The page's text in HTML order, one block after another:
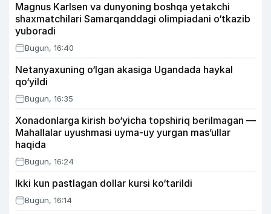
Magnus Karlsen va dunyoning boshqa yetakchi
shaxmatchilari Samarqanddagi olimpiadani o‘tkazib
yuboradi
Bugun, 16:40
Netanyaxuning o‘lgan akasiga Ugandada haykal
qo‘yildi
Bugun, 16:35
Xonadonlarga kirish bo‘yicha topshiriq berilmagan —
Mahallalar uyushmasi uyma-uy yurgan mas’ullar
haqida
Bugun, 16:24
Ikki kun pastlagan dollar kursi ko‘tarildi
Bugun, 16:14